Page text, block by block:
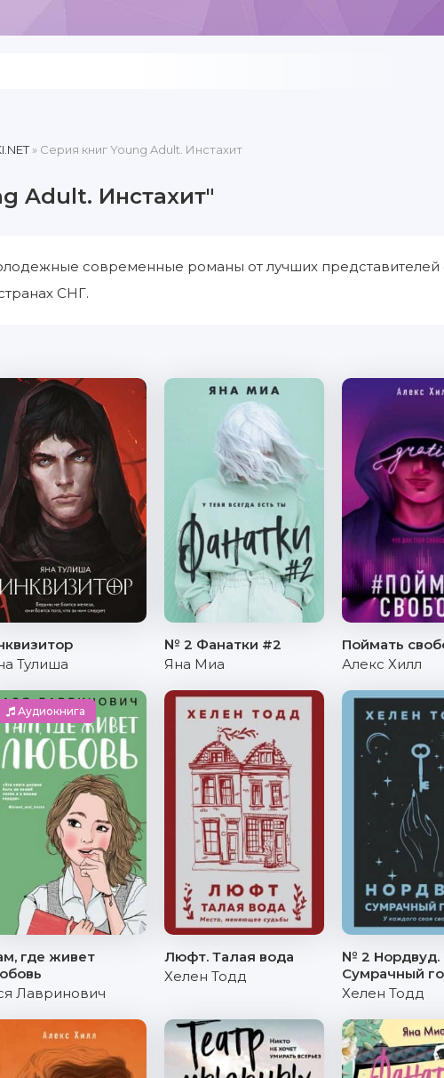
» Серия книг Young Adult. Инстахит
Adult. Инстахит"
современные романы от лучших представителей
СНГ.
Тулиша
№ 2 Фанатки #2
Яна Миа
Поймать
Алекс Хилл
Аудиокнига
где живет
Лавринович
Люфт. Талая вода
Хелен Тодд
№ 2 Нордвуд.
Сумрачный
Хелен Тодд